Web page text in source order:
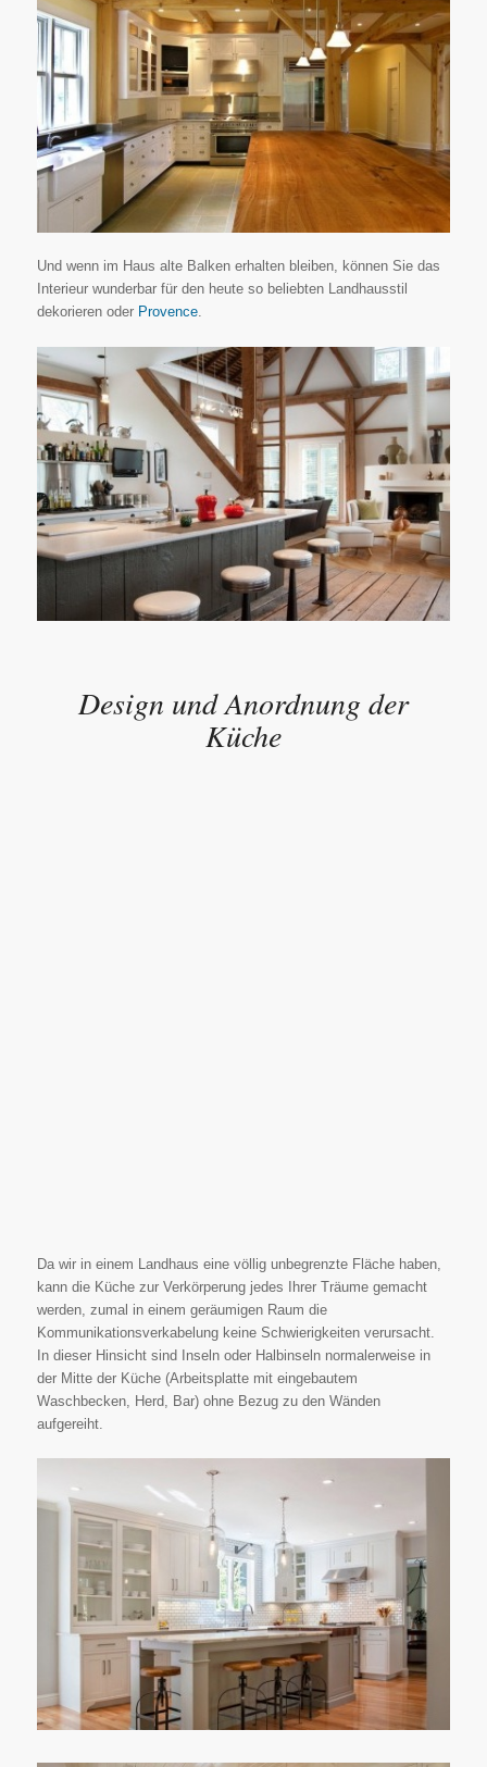
Und wenn im Haus alte Balken erhalten bleiben, können Sie das
Interieur wunderbar für den heute so beliebten Landhausstil
dekorieren oder Provence.
Design und Anordnung der
Küche
Da wir in einem Landhaus eine völlig unbegrenzte Fläche haben,
kann die Küche zur Verkörperung jedes Ihrer Träume gemacht
werden, zumal in einem geräumigen Raum die
Kommunikationsverkabelung keine Schwierigkeiten verursacht.
In dieser Hinsicht sind Inseln oder Halbinseln normalerweise in
der Mitte der Küche (Arbeitsplatte mit eingebautem
Waschbecken, Herd, Bar) ohne Bezug zu den Wänden
aufgereiht.